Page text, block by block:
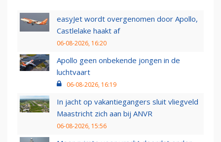
easyJet wordt overgenomen door Apollo,
Castlelake haakt af
06-08-2026, 16:20
Apollo geen onbekende jongen in de
luchtvaart
06-08-2026, 16:19
In jacht op vakantiegangers sluit vliegveld
Maastricht zich aan bij ANVR
06-08-2026, 15:56